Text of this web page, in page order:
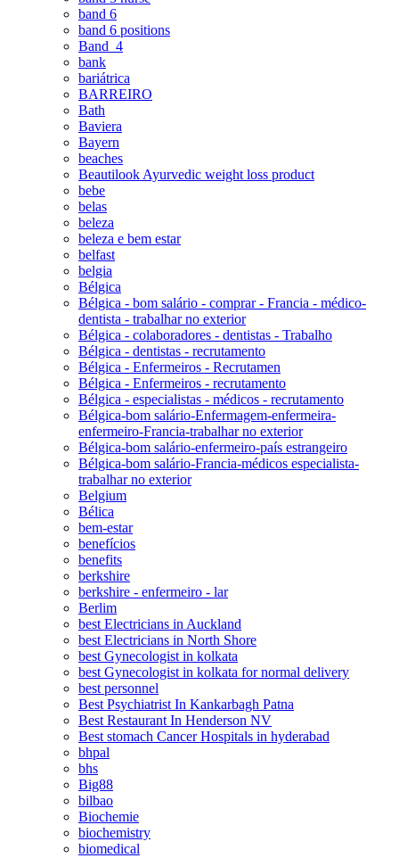
band 6
band 6 positions
Band_4
bank
bariátrica
BARREIRO
Bath
Baviera
Bayern
beaches
Beautilook Ayurvedic weight loss product
bebe
belas
beleza
beleza e bem estar
belfast
belgia
Bélgica
Bélgica - bom salário - comprar - Francia - médico-
dentista - trabalhar no exterior
Bélgica - colaboradores - dentistas - Trabalho
Bélgica - dentistas - recrutamento
Bélgica - Enfermeiros - Recrutamen
Bélgica - Enfermeiros - recrutamento
Bélgica - especialistas - médicos - recrutamento
Bélgica-bom salário-Enfermagem-enfermeira-
enfermeiro-Francia-trabalhar no exterior
Bélgica-bom salário-enfermeiro-país estrangeiro
Bélgica-bom salário-Francia-médicos especialista-
trabalhar no exterior
Belgium
Bélica
bem-estar
benefícios
benefits
berkshire
berkshire - enfermeiro - lar
Berlim
best Electricians in Auckland
best Electricians in North Shore
best Gynecologist in kolkata
best Gynecologist in kolkata for normal delivery
best personnel
Best Psychiatrist In Kankarbagh Patna
Best Restaurant In Henderson NV
Best stomach Cancer Hospitals in hyderabad
bhpal
bhs
Big88
bilbao
Biochemie
biochemistry
biomedical